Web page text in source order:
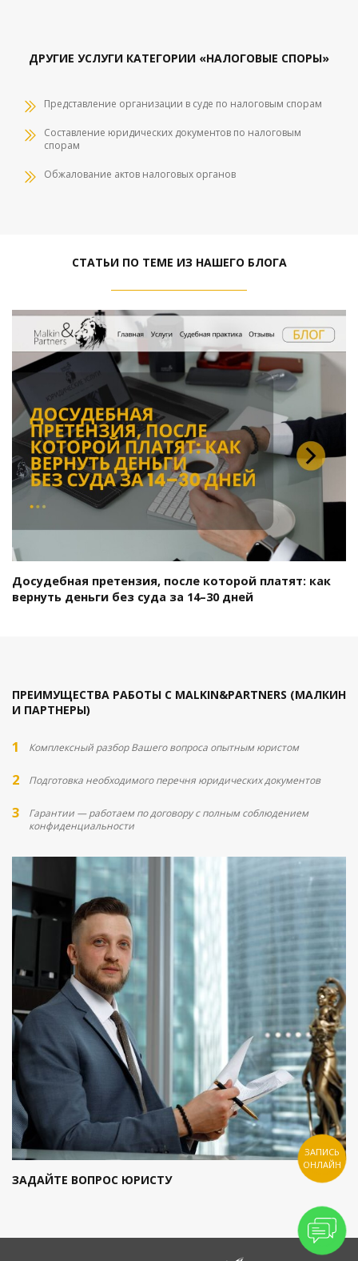
ДРУГИЕ УСЛУГИ КАТЕГОРИИ «НАЛОГОВЫЕ СПОРЫ»
Представление организации в суде по налоговым спорам
Составление юридических документов по налоговым
спорам
Обжалование актов налоговых органов
СТАТЬИ ПО ТЕМЕ ИЗ НАШЕГО БЛОГА
Досудебная претензия, после которой платят: как
вернуть деньги без суда за 14–30 дней
ПРЕИМУЩЕСТВА РАБОТЫ С MALKIN&PARTNERS (МАЛКИН
И ПАРТНЕРЫ)
Комплексный разбор Вашего вопроса опытным юристом
Подготовка необходимого перечня юридических документов
Гарантии — работаем по договору с полным соблюдением
конфиденциальности
ЗАДАЙТЕ ВОПРОС ЮРИСТУ
ЗАПИСЬ
ОНЛАЙН